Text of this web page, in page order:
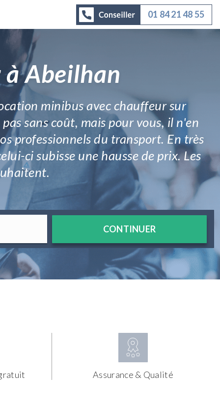
01 84 21 48 55
Abeilhan
minibus avec chauffeur sur
sans coût, mais pour vous, il n'en
professionnels du transport. En très
ci subisse une hausse de prix. Les
CONTINUER
Assurance & Qualité